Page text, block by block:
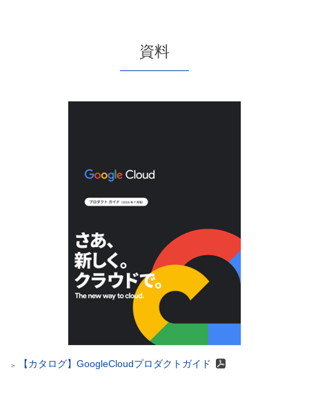
資料
【カタログ】GoogleCloudプロダクトガイド